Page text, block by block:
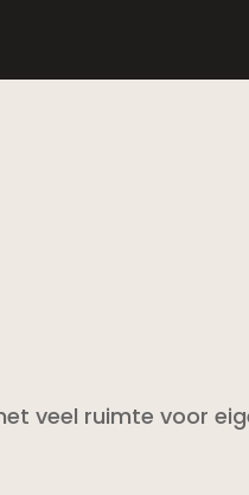
veel ruimte voor